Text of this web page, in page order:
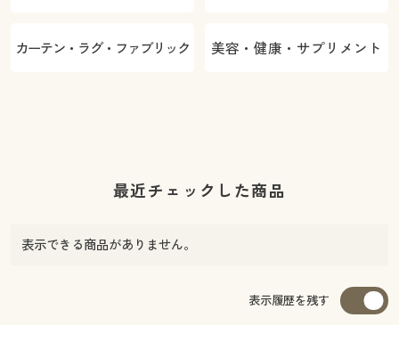
カーテン・ラグ・ファブリック 美容・健康・サプリメント
最近チェックした商品
表示できる商品がありません。
表示履歴を残す